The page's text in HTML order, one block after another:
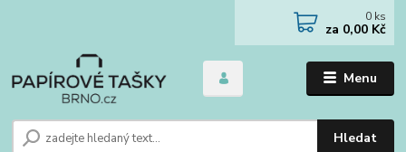
Menu
Hledat
0 ks
za 0,00 Kč